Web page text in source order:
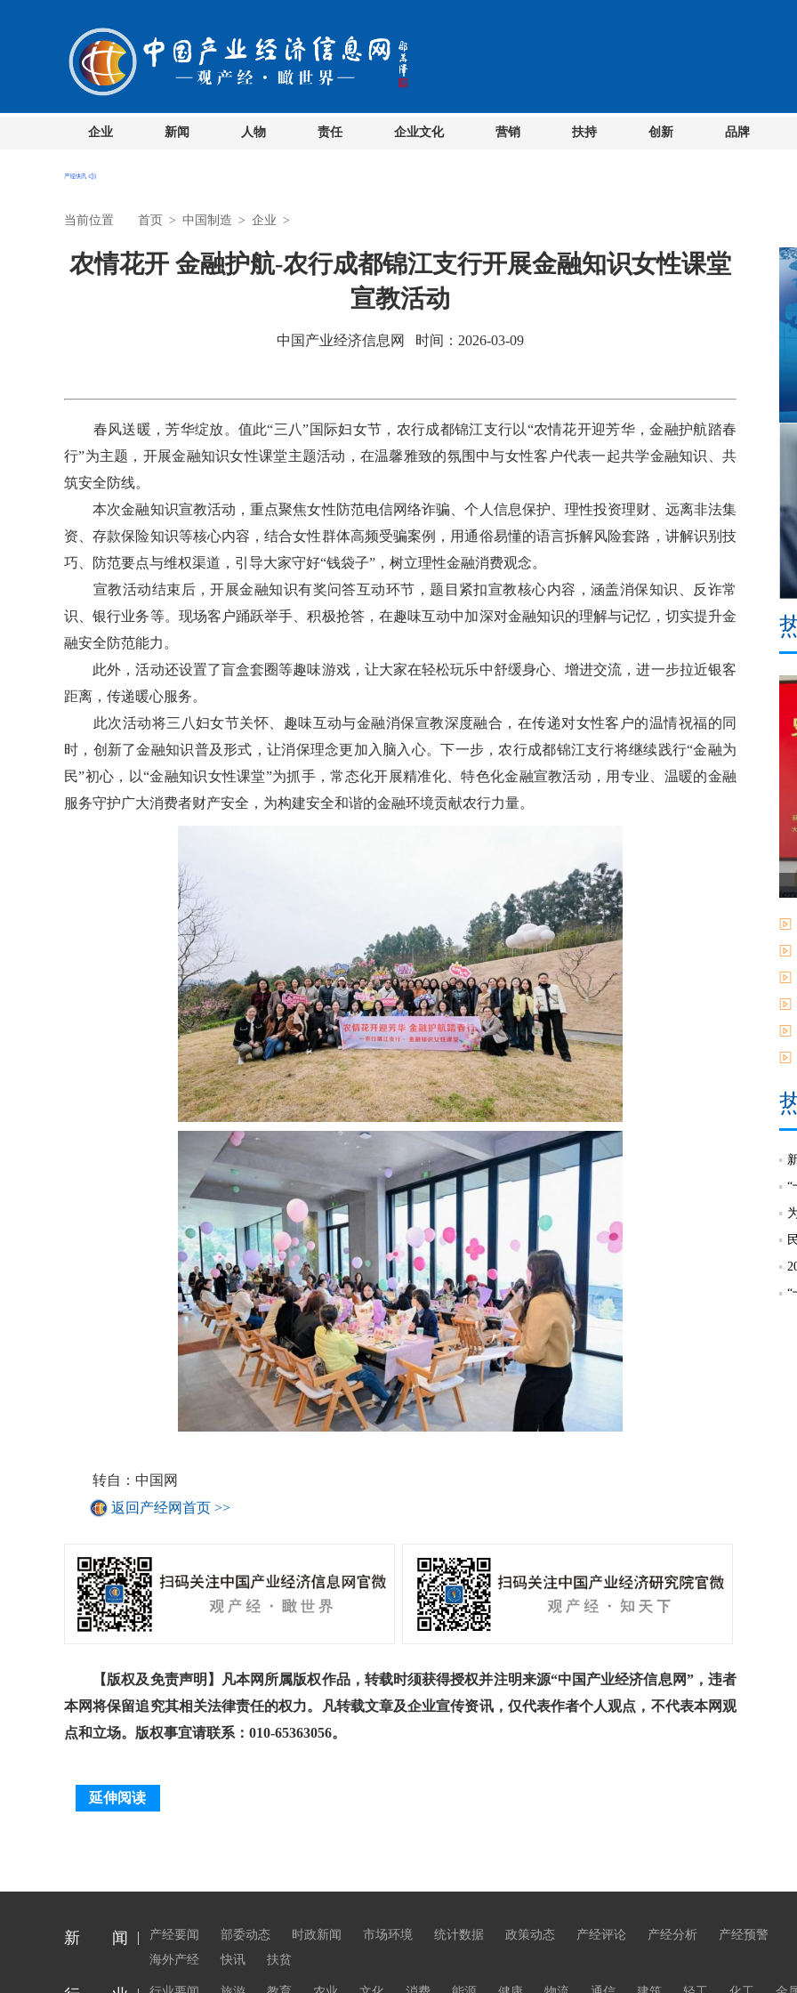
企业 新闻 人物 责任 企业文化 营销 扶持 创新 品牌
当前位置 首页 > 中国制造 > 企业 >
农情花开 金融护航-农行成都锦江支行开展金融知识女性课堂
宣教活动
中国产业经济信息网 时间：2026-03-09
春风送暖，芳华绽放。值此“三八”国际妇女节，农行成都锦江支行以“农情花开迎芳华，金融护航踏春
行”为主题，开展金融知识女性课堂主题活动，在温馨雅致的氛围中与女性客户代表一起共学金融知识、共
筑安全防线。
本次金融知识宣教活动，重点聚焦女性防范电信网络诈骗、个人信息保护、理性投资理财、远离非法集
资、存款保险知识等核心内容，结合女性群体高频受骗案例，用通俗易懂的语言拆解风险套路，讲解识别技
巧、防范要点与维权渠道，引导大家守好“钱袋子”，树立理性金融消费观念。
宣教活动结束后，开展金融知识有奖问答互动环节，题目紧扣宣教核心内容，涵盖消保知识、反诈常
识、银行业务等。现场客户踊跃举手、积极抢答，在趣味互动中加深对金融知识的理解与记忆，切实提升金
融安全防范能力。
此外，活动还设置了盲盒套圈等趣味游戏，让大家在轻松玩乐中舒缓身心、增进交流，进一步拉近银客
距离，传递暖心服务。
此次活动将三八妇女节关怀、趣味互动与金融消保宣教深度融合，在传递对女性客户的温情祝福的同
时，创新了金融知识普及形式，让消保理念更加入脑入心。下一步，农行成都锦江支行将继续践行“金融为
民”初心，以“金融知识女性课堂”为抓手，常态化开展精准化、特色化金融宣教活动，用专业、温暖的金融
服务守护广大消费者财产安全，为构建安全和谐的金融环境贡献农行力量。
转自：中国网
返回产经网首页 >>
【版权及免责声明】凡本网所属版权作品，转载时须获得授权并注明来源“中国产业经济信息网”，违者
本网将保留追究其相关法律责任的权力。凡转载文章及企业宣传资讯，仅代表作者个人观点，不代表本网观
点和立场。版权事宜请联系：010-65363056。
延伸阅读
“
“
新 闻 产经要闻 部委动态 时政新闻 市场环境 统计数据 政策动态 产经评论 产经分析
产经预警
海外产经
快讯 扶贫